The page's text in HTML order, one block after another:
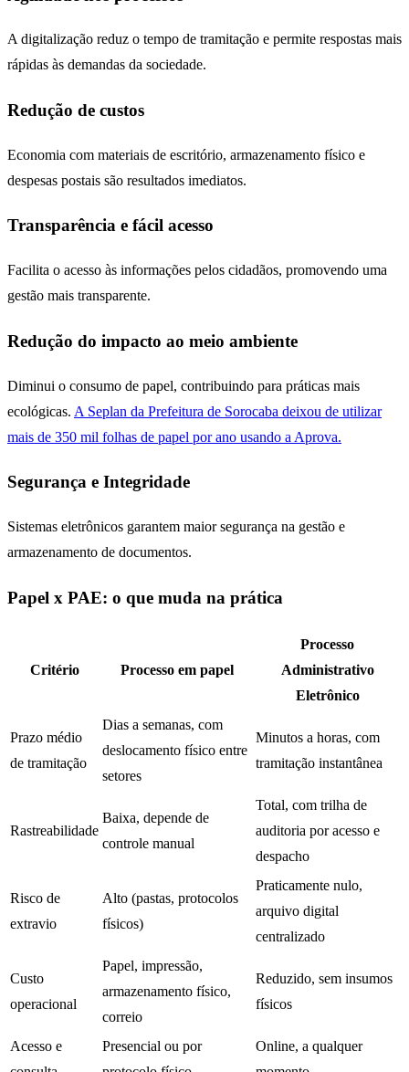
A digitalização reduz o tempo de tramitação e permite respostas mais
rápidas às demandas da sociedade.
Redução de custos
Economia com materiais de escritório, armazenamento físico e
despesas postais são resultados imediatos.
Transparência e fácil acesso
Facilita o acesso às informações pelos cidadãos, promovendo uma
gestão mais transparente.
Redução do impacto ao meio ambiente
Diminui o consumo de papel, contribuindo para práticas mais
ecológicas. A Seplan da Prefeitura de Sorocaba deixou de utilizar
mais de 350 mil folhas de papel por ano usando a Aprova.
Segurança e Integridade
Sistemas eletrônicos garantem maior segurança na gestão e
armazenamento de documentos.
Papel x PAE: o que muda na prática
Critério Processo em papel
Processo
Administrativo
Eletrônico
Prazo médio
de tramitação
Dias a semanas, com
deslocamento físico entre
setores
Minutos a horas, com
tramitação instantânea
Rastreabilidade
Baixa, depende de
controle manual
Total, com trilha de
auditoria por acesso e
despacho
Risco de
extravio
Alto (pastas, protocolos
físicos)
Praticamente nulo,
arquivo digital
centralizado
Custo
operacional
Papel, impressão,
armazenamento físico,
correio
Reduzido, sem insumos
físicos
Acesso e
Presencial ou por
Online, a qualquer